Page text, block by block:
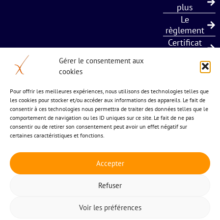
Gérer le consentement aux
cookies
Pour offrir les meilleures expériences, nous utilisons des technologies telles que
les cookies pour stocker et/ou accéder aux informations des appareils. Le fait de
consentir à ces technologies nous permettra de traiter des données telles que le
comportement de navigation ou les ID uniques sur ce site. Le fait de ne pas
consentir ou de retirer son consentement peut avoir un effet négatif sur
certaines caractéristiques et fonctions.
Accepter
Refuser
Voir les préférences
plus
Le
règlement
Certificat
5 bis chemin de l’estagnol
34 570 St Paul et Valmalle
04 677 24 883
© Tous droits réservés 2026 RéaXion